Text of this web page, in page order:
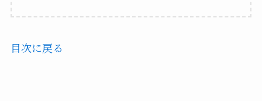
目次に戻る